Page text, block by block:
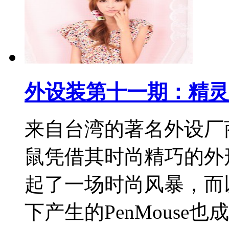
外设装第十一期：精
来自台湾的著名外设
鼠凭借其时尚精巧的
起了一场时尚风暴，
下产生的PenMouse也